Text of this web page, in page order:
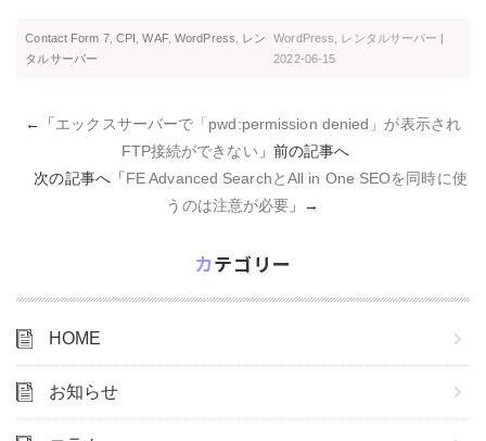
Contact Form 7, CPI ,WAF, WordPress
レン
タルサーバー
WordPress レンタルサーバー |
2022-06-15
←「エックスサーバーで「pwd:permission denied」が表示され
FTP接続ができない 」前の記事へ
次の記事へ「FE Advanced SearchとAll in One SEOを同時に使
うのは注意が必要 」→
カテゴリー
HOME
お知らせ